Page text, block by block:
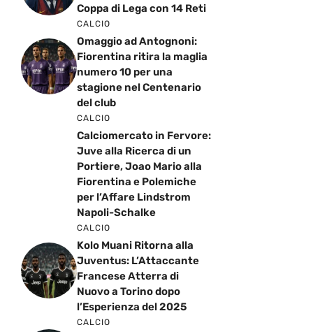
Coppa di Lega con 14 Reti
CALCIO
Omaggio ad Antognoni:
Fiorentina ritira la maglia
numero 10 per una
stagione nel Centenario
del club
CALCIO
Calciomercato in Fervore:
Juve alla Ricerca di un
Portiere, Joao Mario alla
Fiorentina e Polemiche
per l’Affare Lindstrom
Napoli-Schalke
CALCIO
Kolo Muani Ritorna alla
Juventus: L’Attaccante
Francese Atterra di
Nuovo a Torino dopo
l’Esperienza del 2025
CALCIO